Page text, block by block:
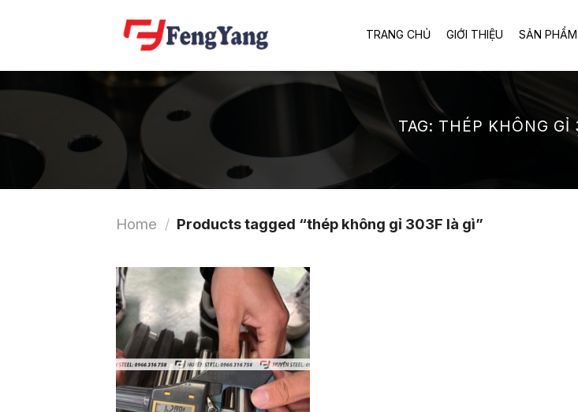
TRANG CHỦ GIỚI THIỆU SẢN PHẨM
TAG: THÉP KHÔNG GỈ
Home / Products tagged “thép không gỉ 303F là gì”